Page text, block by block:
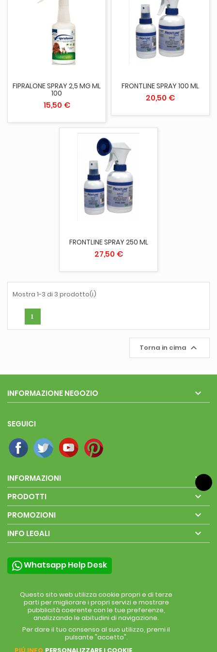
FIPRALONE SPRAY 2,5 MG ML
100
15,50 €
FRONTLINE SPRAY 100 ML
20,50 €
FRONTLINE SPRAY 250 ML
27,50 €
Mostra 1-3 di 3 prodotto(i)
1
Torna in cima 
INFORMAZIONE NEGOZIO 
SEGUICI
INFORMAZIONI 
PRODOTTI 
PROMOZIONI 
INFO LEGALI 
Whatsapp Help Desk
Questo sito web utilizza cookie propri e di terze
parti per migliorare i propri servizi e mostrare
pubblicità coerente con le tue preferenze,
analizzando le abitudini di navigazione.
Per dare il tuo consenso al suo utilizzo, premi il
pulsante "accetto".